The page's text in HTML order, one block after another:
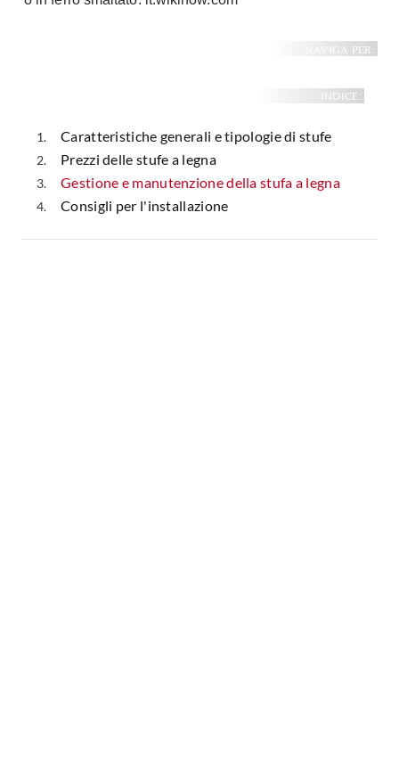
NAVIGA PER:
INDICE:
Caratteristiche generali e tipologie di stufe
Prezzi delle stufe a legna
Gestione e manutenzione della stufa a legna
Consigli per l'installazione